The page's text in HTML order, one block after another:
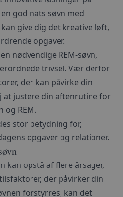
god nats søvn med
give dig det kreative løft,
opgaver.
nødvendige REM-søvn,
trivsel. Vær derfor
der kan påvirke din
at justere din aftenrutine for
og REM.
stor betydning for,
opgaver og relationer.
kan opstå af flere årsager,
der påvirker din
forstyrres, kan det